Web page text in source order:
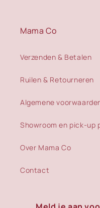
Mama Co
Verzenden & Betalen
Ruilen & Retourneren
Algemene
Showroom en pick-up
Over Mama Co
Contact